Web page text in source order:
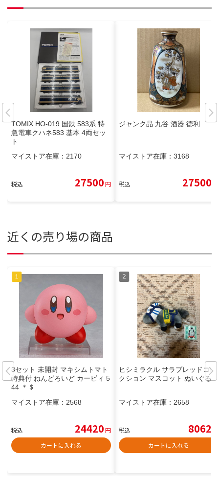
TOMIX HO-019 国鉄 583系 特
急電車クハネ583 基本 4両セッ
ト
マイストア在庫： 2170
税込 27500円
ジャンク品 九谷 酒器 徳利
マイストア在庫： 3168
税込 27500
近くの売り場の商品
3セット 未開封 マキシムトマト
特典付 ねんどろいど カービィ 5
44 ＊＄
マイストア在庫： 2568
税込 24420円
カートに入れる
ヒシミラクル サラブレッドコレ
クション マスコット ぬいぐるみ
マイストア在庫： 2658
税込 8062
カートに入れる